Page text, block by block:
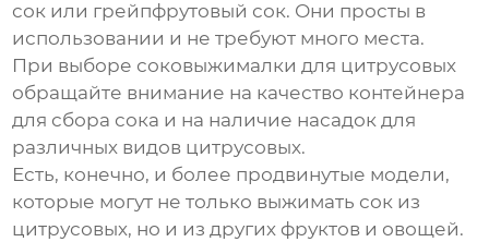
сок или грейпфрутовый сок. Они просты в
использовании и не требуют много места.
При выборе соковыжималки для цитрусовых
обращайте внимание на качество контейнера
для сбора сока и на наличие насадок для
различных видов цитрусовых.
Есть, конечно, и более продвинутые модели,
которые могут не только выжимать сок из
цитрусовых, но и из других фруктов и овощей.